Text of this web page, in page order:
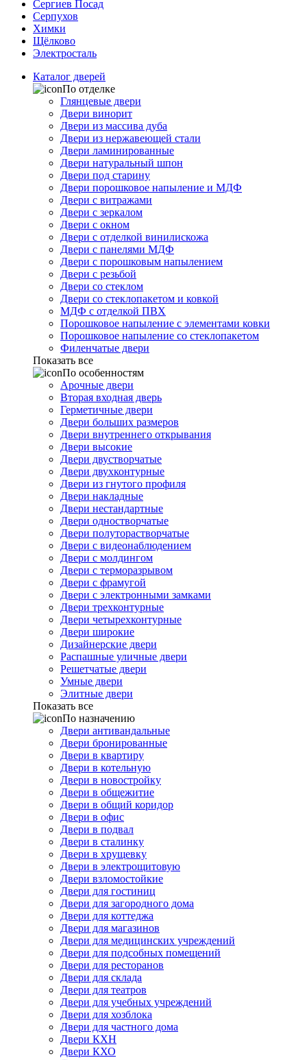
Сергиев Посад
Серпухов
Химки
Щёлково
Электросталь
Каталог дверей
По отделке
Глянцевые двери
Двери винорит
Двери из массива дуба
Двери из нержавеющей стали
Двери ламинированные
Двери натуральный шпон
Двери под старину
Двери порошковое напыление и МДФ
Двери с витражами
Двери с зеркалом
Двери с окном
Двери с отделкой винилискожа
Двери с панелями МДФ
Двери с порошковым напылением
Двери с резьбой
Двери со стеклом
Двери со стеклопакетом и ковкой
МДФ с отделкой ПВХ
Порошковое напыление с элементами ковки
Порошковое напыление со стеклопакетом
Филенчатые двери
Показать все
По особенностям
Арочные двери
Вторая входная дверь
Герметичные двери
Двери больших размеров
Двери внутреннего открывания
Двери высокие
Двери двустворчатые
Двери двухконтурные
Двери из гнутого профиля
Двери накладные
Двери нестандартные
Двери одностворчатые
Двери полуторастворчатые
Двери с видеонаблюдением
Двери с молдингом
Двери с терморазрывом
Двери с фрамугой
Двери с электронными замками
Двери трехконтурные
Двери четырехконтурные
Двери широкие
Дизайнерские двери
Распашные уличные двери
Решетчатые двери
Умные двери
Элитные двери
Показать все
По назначению
Двери антивандальные
Двери бронированные
Двери в квартиру
Двери в котельную
Двери в новостройку
Двери в общежитие
Двери в общий коридор
Двери в офис
Двери в подвал
Двери в сталинку
Двери в хрущевку
Двери в электрощитовую
Двери взломостойкие
Двери для гостиниц
Двери для загородного дома
Двери для коттеджа
Двери для магазинов
Двери для медицинских учреждений
Двери для подсобных помещений
Двери для ресторанов
Двери для склада
Двери для театров
Двери для учебных учреждений
Двери для хозблока
Двери для частного дома
Двери КХН
Двери КХО